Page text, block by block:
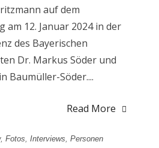
auf dem
am 12. Januar 2024 in der
des Bayerischen
Dr. Markus Söder und
Baumüller-Söder....
Read More
, Fotos, Interviews, Personen